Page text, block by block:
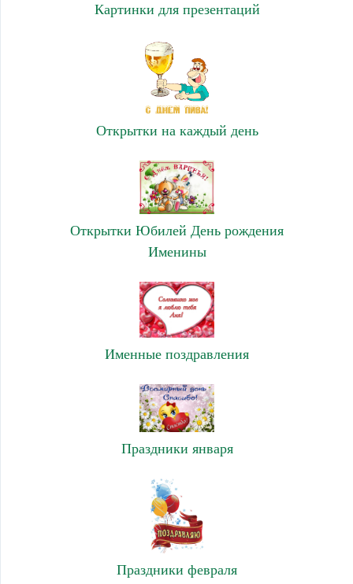
Картинки для презентаций
Открытки на каждый день
Открытки Юбилей День рождения
Именины
Именные поздравления
Праздники января
Праздники февраля